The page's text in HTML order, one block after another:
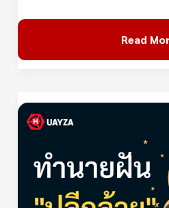
Read
ปลี
กล้วย